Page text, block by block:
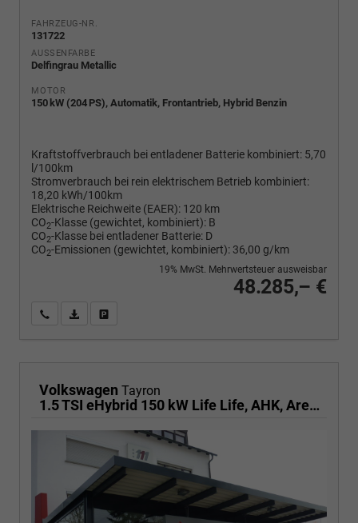
FAHRZEUG-NR.
131722
AUSSENFARBE
Delfingrau Metallic
MOTOR
150 kW (204 PS), Automatik, Frontantrieb, Hybrid Benzin
Kraftstoffverbrauch bei entladener Batterie kombiniert: 5,70
l/100km
Stromverbrauch bei rein elektrischem Betrieb kombiniert:
18,20 kWh/100km
Elektrische Reichweite (EAER): 120 km
CO2-Klasse (gewichtet, kombiniert): B
CO2-Klasse bei entladener Batterie: D
CO2-Emissionen (gewichtet, kombiniert): 36,00 g/km
48.285,– €
19% MwSt. Mehrwertsteuer ausweisbar
Wir rufen Sie anPDF-Fahrzeugexposé drucken
Volkswagen Tayron
1.5 TSI eHybrid 150 kW Life Life, AHK, AreaView, Side, Navi, Winter, 5-J. Garantie